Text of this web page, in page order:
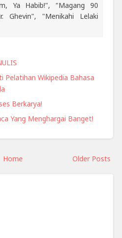
Ya Habib!", "Magang 90
Ghevin", "Menikahi Lelaki
Pelatihan Wikipedia Bahasa
Berkarya!
Yang Menghargai Banget!
Older Posts
Home